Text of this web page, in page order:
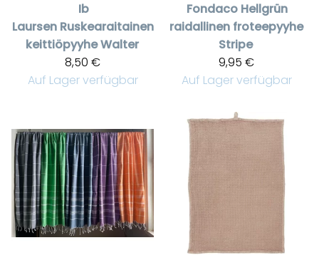
Ib
Laursen Ruskearaitainen
keittiöpyyhe Walter
8,50 €
Auf Lager verfügbar
Fondaco Hellgrün
raidallinen froteepyyhe
Stripe
9,95 €
Auf Lager verfügbar